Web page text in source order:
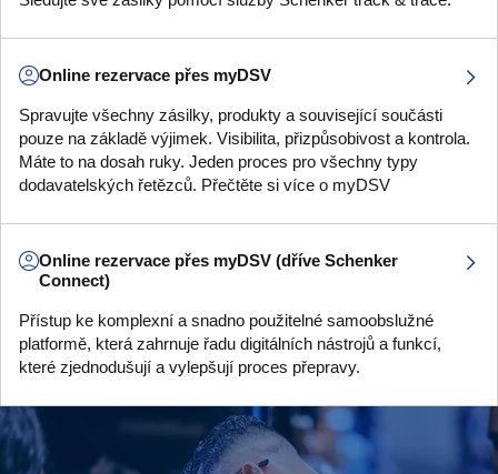
Online rezervace přes myDSV
Spravujte všechny zásilky, produkty a související součásti
pouze na základě výjimek. Visibilita, přizpůsobivost a kontrola.
Máte to na dosah ruky. Jeden proces pro všechny typy
dodavatelských řetězců. Přečtěte si více o myDSV
Online rezervace přes myDSV (dříve Schenker
Connect)
Přístup ke komplexní a snadno použitelné samoobslužné
platformě, která zahrnuje řadu digitálních nástrojů a funkcí,
které zjednodušují a vylepšují proces přepravy.